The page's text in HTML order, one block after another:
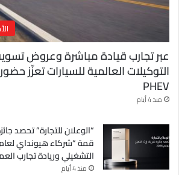
عبر تجارب قيادة مباشرة وعروض
التوكيلات العالمية للسيارات تعزّز
PHEV
منذ 4 أيام
“الوعلان للتجارة” تحصد
التشغيلي وريادة تجارب
منذ 4 أيام